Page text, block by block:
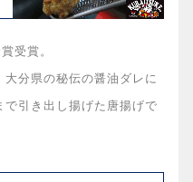
受賞。
分県の秘伝の醤油ダレに
で引き出し揚げた唐揚げで